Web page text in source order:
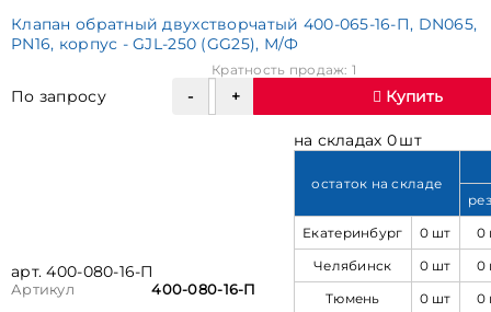
Клапан обратный двухстворчатый 400-065-16-П, DN065,
PN16, корпус - GJL-250 (GG25), М/Ф
По запросу
Кратность продаж: 1
Купить
арт. 400-080-16-П
Артикул
400-080-16-П
на складах 0 шт
остаток на складе
Екатеринбург
0 шт
0
Челябинск
0 шт
0
Тюмень
0 шт
0